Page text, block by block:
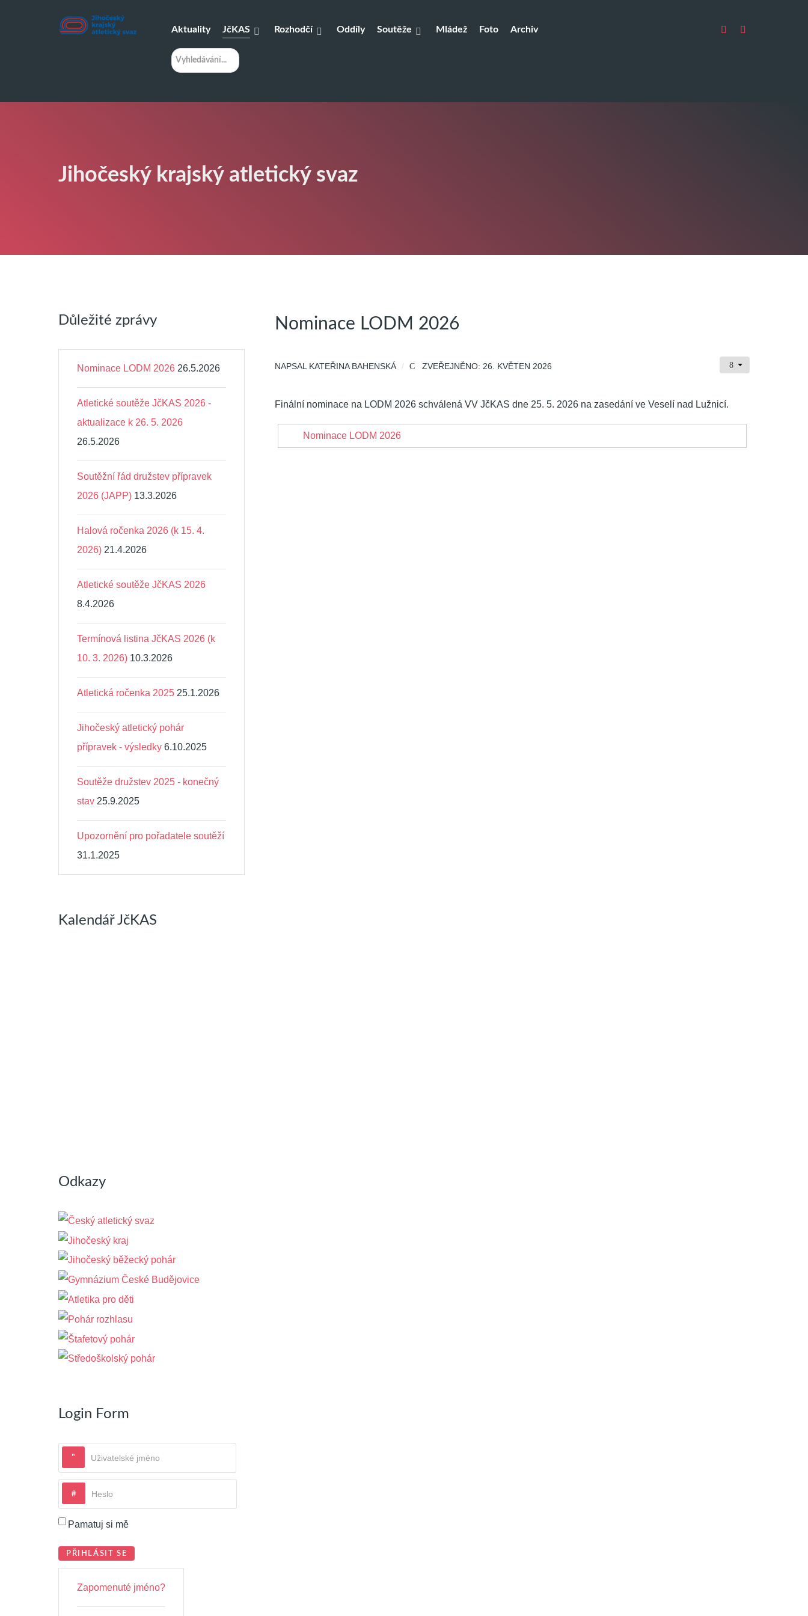
Aktuality JčKAS Rozhodčí Oddíly Soutěže Mládež Foto Archiv
H
l
e
n
Jihočeský krajský atletický svaz
Důležité zprávy
Nominace LODM 2026 26.5.2026
Atletické soutěže JčKAS 2026 -
aktualizace k 26. 5. 2026
26.5.2026
Soutěžní řád družstev přípravek
2026 (JAPP) 13.3.2026
Halová ročenka 2026 (k 15. 4.
2026) 21.4.2026
Atletické soutěže JčKAS 2026
8.4.2026
Termínová listina JčKAS 2026 (k
10. 3. 2026) 10.3.2026
Atletická ročenka 2025 25.1.2026
Jihočeský atletický pohár
přípravek - výsledky 6.10.2025
Soutěže družstev 2025 - konečný
stav 25.9.2025
Upozornění pro pořadatele soutěží
31.1.2025
Kalendář JčKAS
Odkazy
Login Form
Uživatelské jméno
Heslo
Pamatuj si mě
PŘIHLÁSIT SE
Zapomenuté jméno?
Nominace LODM 2026
NAPSAL KATEŘINA BAHENSKÁ ZVEŘEJNĚNO: 26. KVĚTEN 2026
Finální nominace na LODM 2026 schválená VV JčKAS dne 25. 5. 2026 na zasedání ve Veselí nad Lužnicí.
Nominace LODM 2026